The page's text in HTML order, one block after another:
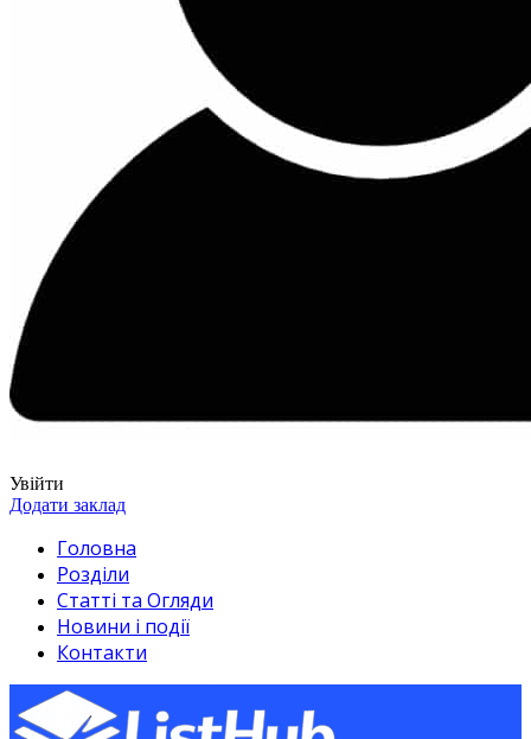
Увійти
Додати заклад
Головна
Розділи
Статті та Огляди
Новини і події
Контакти